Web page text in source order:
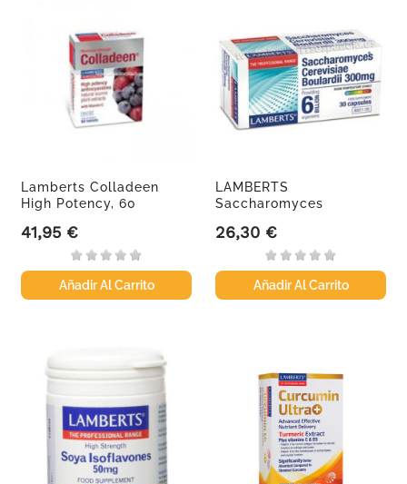
Lamberts Colladeen
High Potency, 60
Precio
41,95 €
Añadir Al Carrito
LAMBERTS
Saccharomyces
Precio
26,30 €
Añadir Al Carrito